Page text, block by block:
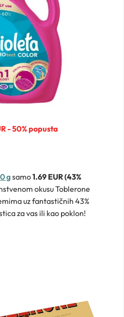
- 50% popusta
gsamo1.69 EUR (43%
okusu Toblerone
uz fantastičnih 43%
za vas ili kao poklon!